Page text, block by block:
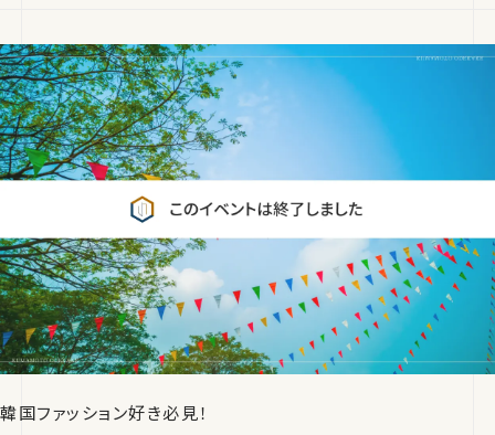
韓国ファッション好き必見！